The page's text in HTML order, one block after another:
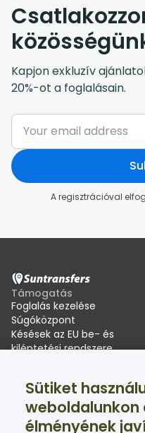
Kapjon exkluzív
20%-ot a foglalásain.
A regisztrációval
Támogatás
Foglalás kezelése
Súgóközpont
Késések az EU be- és
kiléptetési rendszere
Suntransfers
Rólunk
Értékelések
Sütiket
weboldalunkon
élményének